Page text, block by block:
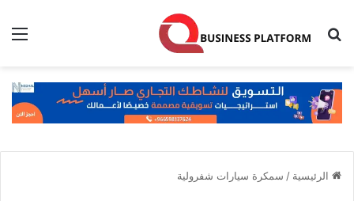
بحث عن
الرئيسية / سمكرة سيارات شفرولية